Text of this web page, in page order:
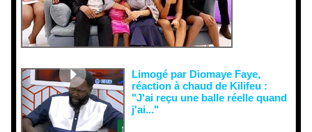
Limogé par Diomaye Faye,
réaction à chaud de Kilifeu :
"J'ai reçu une balle réelle quand
j'ai..."